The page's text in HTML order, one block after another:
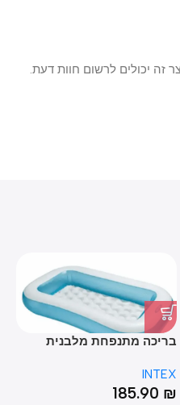
יכולים לרשום חוות דעת.
בריכה מתנפחת מלבנית
203X152X48
INTEX
185.90 ₪